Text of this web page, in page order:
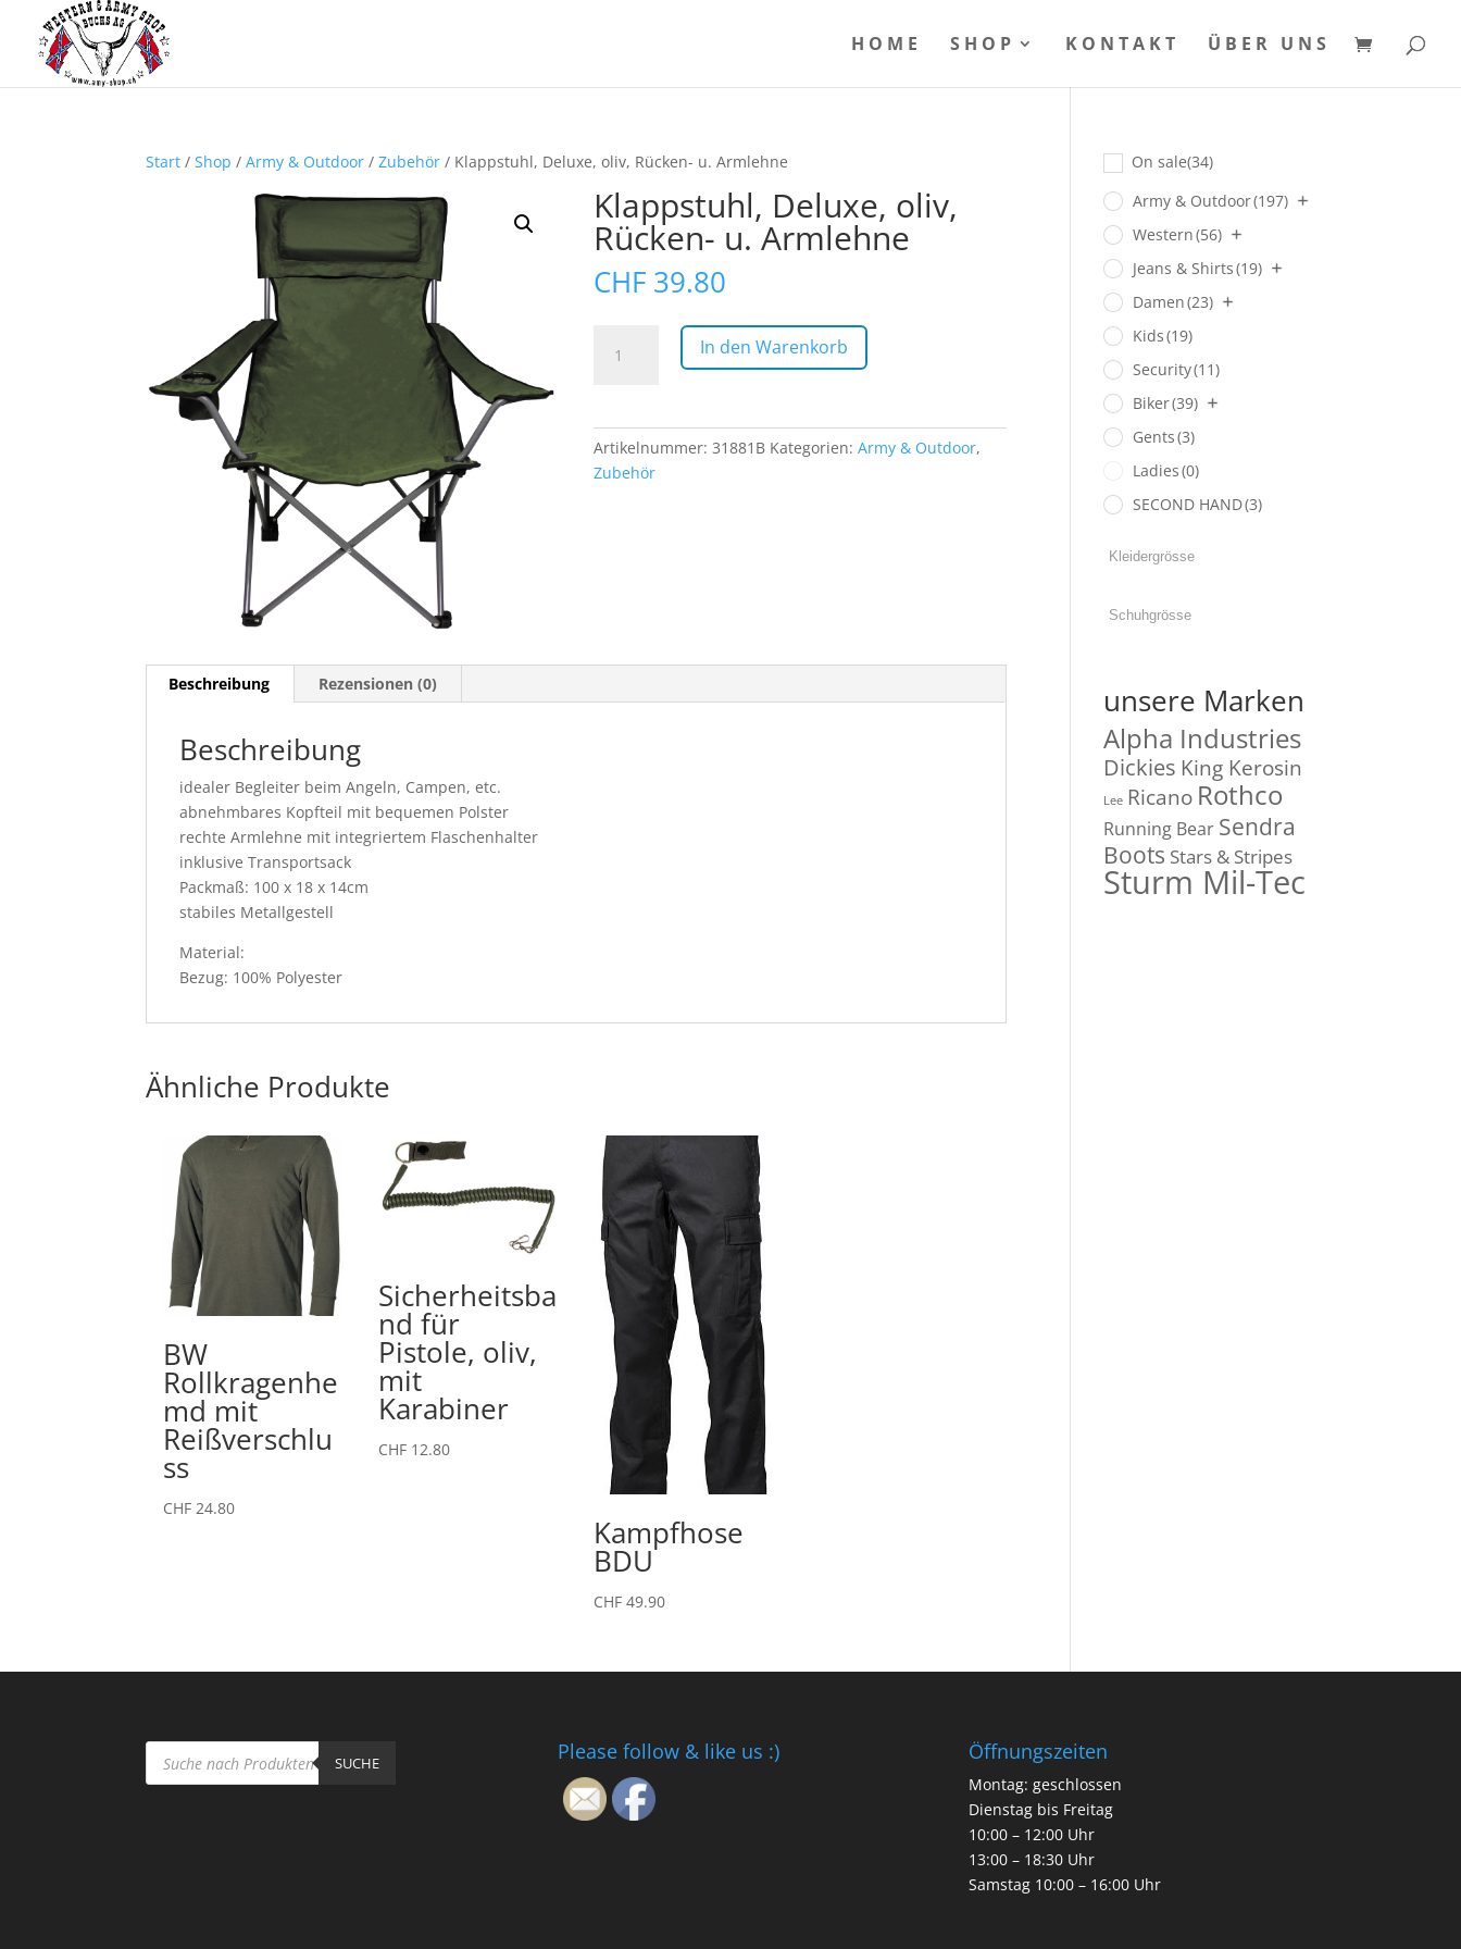
HOME SHOP KONTAKT ÜBER UNS
Start /Shop /Army & Outdoor /Zubehör / Klappstuhl, Deluxe, oliv, Rücken- u. Armlehne
Klappstuhl, Deluxe, oliv,
Rücken- u. Armlehne
CHF 39.80
Deluxe,
Armlehne
In den Warenkorb
Artikelnummer:31881B Kategorien:Army & Outdoor,
Zubehör
Beschreibung Rezensionen (0)
Beschreibung
idealer Begleiter beim Angeln, Campen, etc.
abnehmbares Kopfteil mit bequemen Polster
rechte Armlehne mit integriertem Flaschenhalter
inklusive Transportsack
Packmaß: 100 x 18 x 14cm
stabiles Metallgestell
Material:
Bezug: 100% Polyester
Ähnliche Produkte
BW
Rollkragenhe
md mit
Reißverschlu
ss
CHF 24.80
Sicherheitsba
nd für
Pistole, oliv,
mit
Karabiner
CHF 12.80
Kampfhose
BDU
CHF 49.90
On sale(34)
Army & Outdoor(197)
Western(56)
Jeans & Shirts(19)
Damen(23)
Kids(19)
Security(11)
Biker(39)
Gents(3)
Ladies(0)
SECOND HAND(3)
unsere Marken
Alpha Industries
Dickies King Kerosin
Lee Ricano Rothco
Running Bear Sendra
Boots Stars & Stripes
Sturm Mil-Tec
Products
search SUCHE Please follow & like us :) Öffnungszeiten
Montag: geschlossen
Dienstag bis Freitag
10:00 – 12:00 Uhr
13:00 – 18:30 Uhr
Samstag 10:00 – 16:00 Uhr